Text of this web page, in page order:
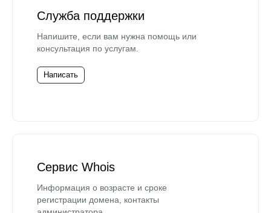
Служба поддержки
Напишите, если вам нужна помощь или
консультация по услугам.
Написать
Сервис Whois
Информация о возрасте и сроке
регистрации домена, контакты